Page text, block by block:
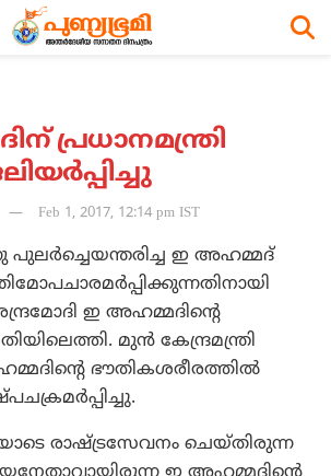
പ്രധാനമന്ത്രി
Feb 1, 2017, 12:14 pm IST
ഇ അഹമ്മദ്
ഇ അഹമ്മദിന്റെ
മുന്‍ കേന്ദ്രമന്ത്രി
ഭൗതികശരീരത്തില്‍
രാഷ്ട്രസേവനം ചെയ്തിരുന്ന